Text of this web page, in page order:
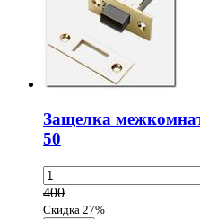
Защелка
50
400
Скидка 27%